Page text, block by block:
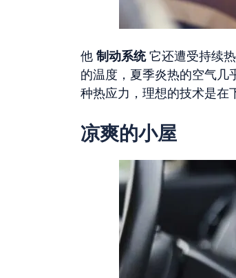
他 制动系统它还遭受持续
的温度，夏季炎热的空气几
种热应力，理想的技术是在
凉爽的小屋